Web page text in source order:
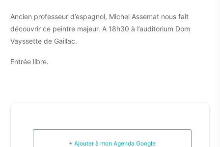
Ancien professeur d’espagnol, Michel Assemat nous fait
découvrir ce peintre majeur. A 18h30 à l’auditorium Dom
Vayssette de Gaillac.
Entrée libre.
+ Ajouter à mon Agenda Google